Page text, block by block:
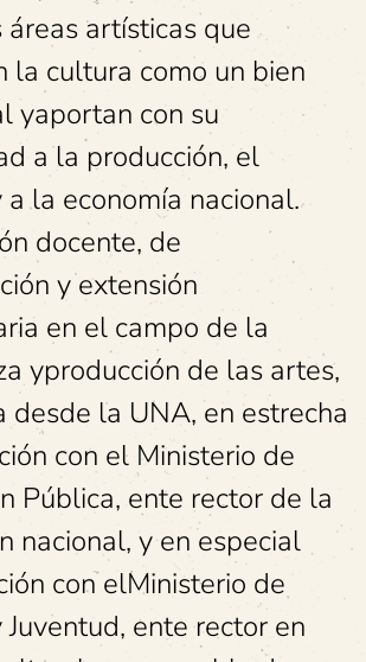
artísticas que
la cultura como un bien
yaportan con su
a la producción, el
la economía nacional.
docente, de
y extensión
en el campo de la
yproducción de las artes,
desde la UNA, en estrecha
con el Ministerio de
Pública, ente rector de la
nacional, y en especial
con elMinisterio de
ente rector en